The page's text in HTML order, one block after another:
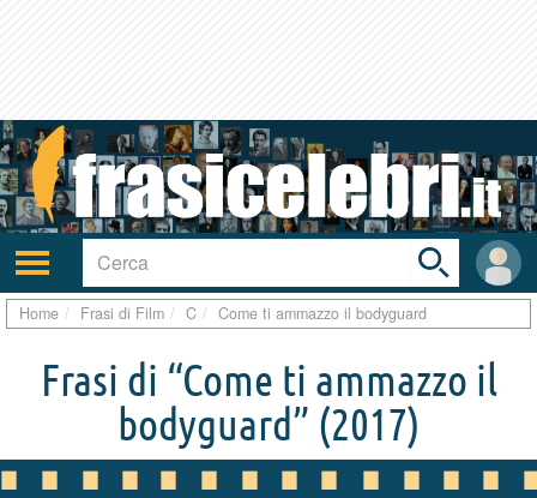
Attiva/disattiva
navigazione
User
area
Toggle
search
bar
Home Frasi di Film C Come ti ammazzo il bodyguard
Frasi di “Come ti ammazzo il
bodyguard” (2017)